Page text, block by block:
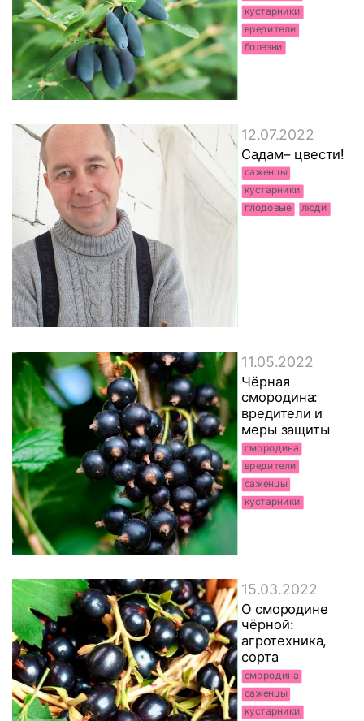
кустарники
вредители
болезни
12.07.2022
Садам– цвести!
саженцы
кустарники
плодовые
люди
11.05.2022
Чёрная
смородина:
вредители и
меры защиты
смородина
вредители
саженцы
кустарники
15.03.2022
О смородине
чёрной:
агротехника,
сорта
смородина
саженцы
кустарники